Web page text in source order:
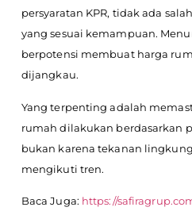
persyaratan KPR, tidak ada
yang sesuai kemampuan.
berpotensi membuat harga
dijangkau.
Yang terpenting adalah
rumah dilakukan berdasarkan
bukan karena tekanan
mengikuti tren.
Baca Juga: https://